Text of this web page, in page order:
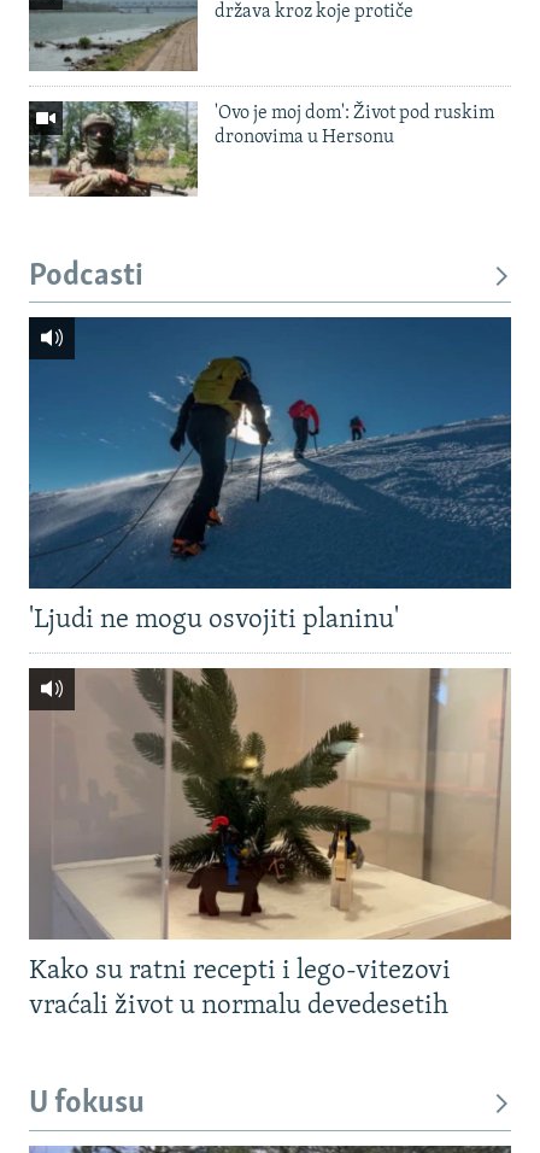
država kroz koje protiče
'Ovo je moj dom': Život pod ruskim
dronovima u Hersonu
Podcasti
'Ljudi ne mogu osvojiti planinu'
Kako su ratni recepti i lego-vitezovi
vraćali život u normalu devedesetih
U fokusu